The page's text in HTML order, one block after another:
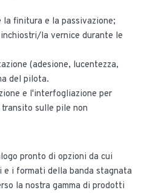
la finitura e la passivazione;
la vernice durante le
(adesione, lucentezza,
del pilota.
e l'interfogliazione per
sulle pile non
pronto di opzioni da cui
i formati della banda stagnata
la nostra gamma di prodotti